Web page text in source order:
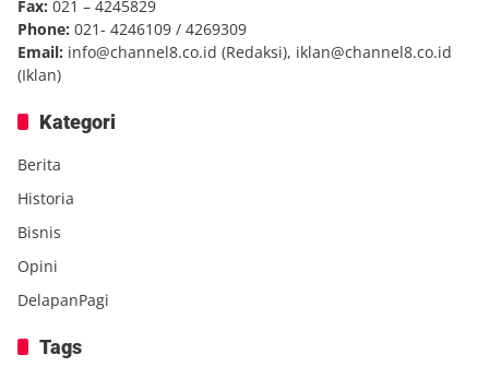
Fax: 021 – 4245829
Phone: 021- 4246109 / 4269309
Email: info@channel8.co.id (Redaksi), iklan@channel8.co.id
(Iklan)
Kategori
Berita
Historia
Bisnis
Opini
DelapanPagi
Tags